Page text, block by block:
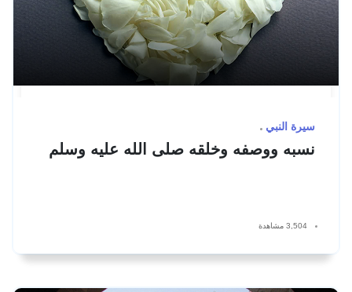
سيرة النبي
نسبه ووصفه وخلقه صلى الله عليه وسلم
3,504 مشاهدة